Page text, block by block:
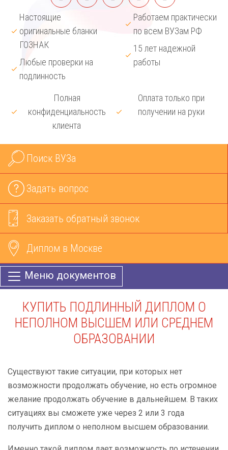
Настоящие
оригинальные бланки
ГОЗНАК
Любые проверки на
подлинность
Работаем практически
по всем ВУЗам РФ
15 лет надежной
работы
Полная
конфиденциальность
клиента
Оплата только при
получении на руки
Поиск ВУЗа
Задать вопрос
Заказать обратный звонок
Диплом в Москве
Меню документов
КУПИТЬ ПОДЛИННЫЙ ДИПЛОМ О
НЕПОЛНОМ ВЫСШЕМ ИЛИ СРЕДНЕМ
ОБРАЗОВАНИИ
Существуют такие ситуации, при которых нет
возможности продолжать обучение, но есть огромное
желание продолжать обучение в дальнейшем. В таких
ситуациях вы сможете уже через 2 или 3 года
получить диплом о неполном высшем образовании.